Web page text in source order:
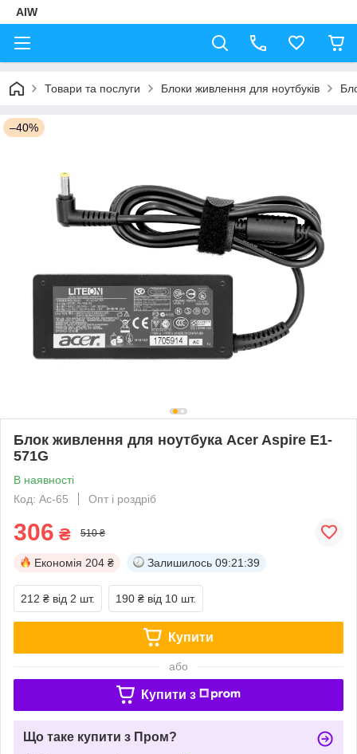
AIW
Товари та послуги Блоки живлення для ноутбуків
–40%
Блок живлення для ноутбука Acer Aspire E1-
571G
В наявності
Код: Ac-65
Опт і роздріб
306 ₴ 510 ₴
Економія 204 ₴ Залишилось 09:21:38
212 ₴ від 2 шт. 190 ₴ від 10 шт.
Купити
або
Купити з
Що таке купити з Пром?